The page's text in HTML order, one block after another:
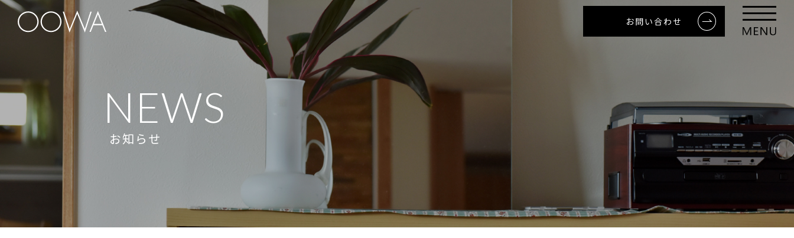
お問い合わせ
NEWS
お知らせ